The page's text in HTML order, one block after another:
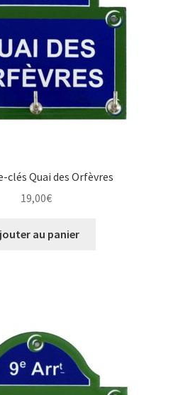
clés Quai des Orfèvres
19,00€
au panier